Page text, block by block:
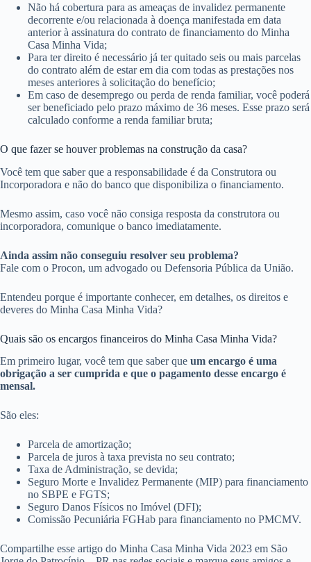
Não há cobertura para as ameaças de invalidez permanente
decorrente e/ou relacionada à doença manifestada em data
anterior à assinatura do contrato de financiamento do Minha
Casa Minha Vida;
Para ter direito é necessário já ter quitado seis ou mais parcelas
do contrato além de estar em dia com todas as prestações nos
meses anteriores à solicitação do benefício;
Em caso de desemprego ou perda de renda familiar, você poderá
ser beneficiado pelo prazo máximo de 36 meses. Esse prazo será
calculado conforme a renda familiar bruta;
O que fazer se houver problemas na construção da casa?
Você tem que saber que a responsabilidade é da Construtora ou
Incorporadora e não do banco que disponibiliza o financiamento.
Mesmo assim, caso você não consiga resposta da construtora ou
incorporadora, comunique o banco imediatamente.
Ainda assim não conseguiu resolver seu problema?
Fale com o Procon, um advogado ou Defensoria Pública da União.
Entendeu porque é importante conhecer, em detalhes, os direitos e
deveres do Minha Casa Minha Vida?
Quais são os encargos financeiros do Minha Casa Minha Vida?
Em primeiro lugar, você tem que saber que um encargo é uma
obrigação a ser cumprida e que o pagamento desse encargo é
mensal.
São eles:
Parcela de amortização;
Parcela de juros à taxa prevista no seu contrato;
Taxa de Administração, se devida;
Seguro Morte e Invalidez Permanente (MIP) para financiamento
no SBPE e FGTS;
Seguro Danos Físicos no Imóvel (DFI);
Comissão Pecuniária FGHab para financiamento no PMCMV.
Compartilhe esse artigo do Minha Casa Minha Vida 2023 em São